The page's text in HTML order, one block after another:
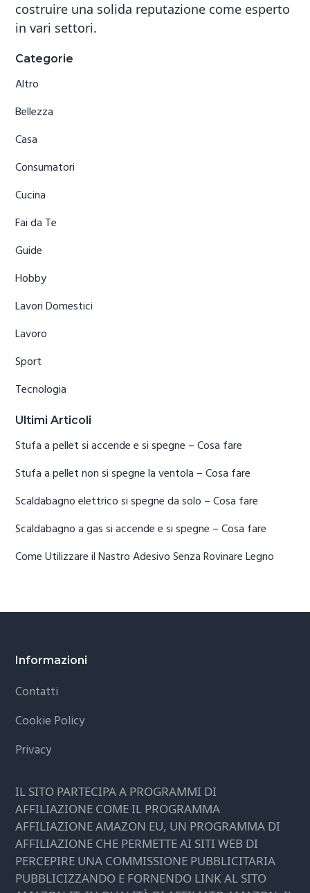
costruire una solida reputazione come esperto
in vari settori.
Primary
Sidebar
Categorie
Altro
Bellezza
Casa
Consumatori
Cucina
Fai da Te
Guide
Hobby
Lavori Domestici
Lavoro
Sport
Tecnologia
Ultimi Articoli
Stufa a pellet si accende e si spegne​ – Cosa fare
Stufa a pellet non si spegne la ventola​ – Cosa fare
Scaldabagno elettrico si spegne da solo​ – Cosa fare
Scaldabagno a gas si accende e si spegne​ – Cosa fare
Come Utilizzare il Nastro Adesivo Senza Rovinare Legno
Footer
Informazioni
Contatti
Cookie Policy
Privacy
IL SITO PARTECIPA A PROGRAMMI DI
AFFILIAZIONE COME IL PROGRAMMA
AFFILIAZIONE AMAZON EU, UN PROGRAMMA DI
AFFILIAZIONE CHE PERMETTE AI SITI WEB DI
PERCEPIRE UNA COMMISSIONE PUBBLICITARIA
PUBBLICIZZANDO E FORNENDO LINK AL SITO